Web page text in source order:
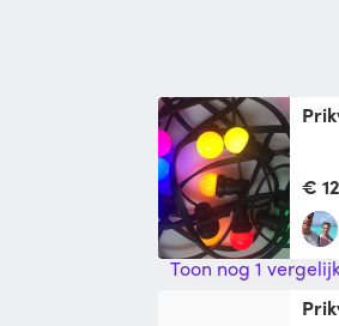
€
Toon nog 1